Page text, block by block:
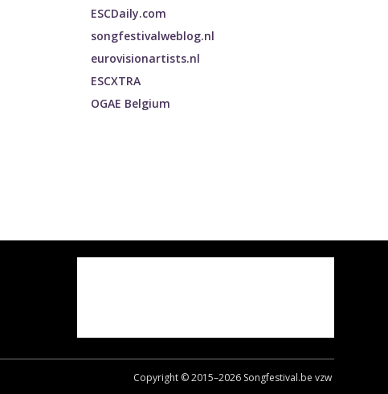
ESCDaily.com
songfestivalweblog.nl
eurovisionartists.nl
ESCXTRA
OGAE Belgium
Copyright © 2015–2026 Songfestival.be vzw